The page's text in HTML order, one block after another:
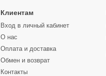
Клиентам
Вход в личный кабинет
О нас
Оплата и доставка
Обмен и возврат
Контакты